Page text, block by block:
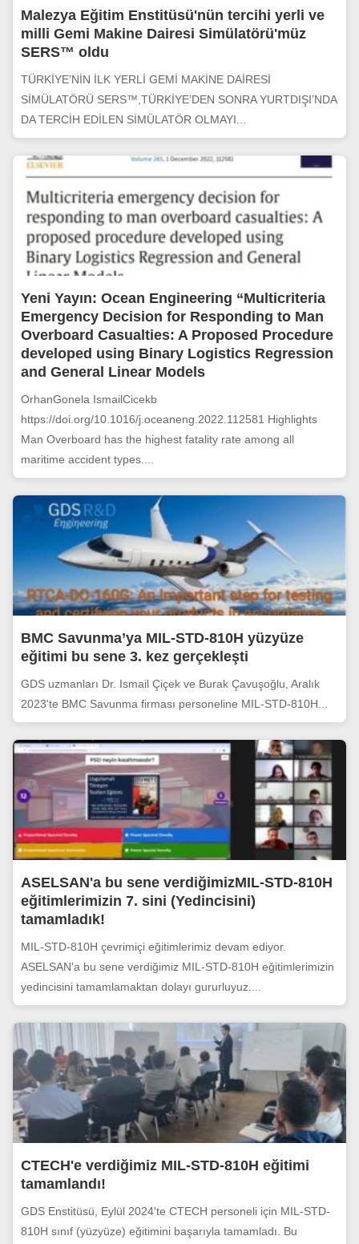
Malezya Eğitim Enstitüsü'nün tercihi yerli ve
milli Gemi Makine Dairesi Simülatörü'müz
SERS™ oldu
TÜRKİYE’NİN İLK YERLİ GEMİ MAKİNE DAİRESİ
SİMÜLATÖRÜ SERS™,TÜRKİYE’DEN SONRA YURTDIŞI’NDA
DA TERCİH EDİLEN SİMÜLATÖR OLMAYI...
Yeni Yayın: Ocean Engineering “Multicriteria
Emergency Decision for Responding to Man
Overboard Casualties: A Proposed Procedure
developed using Binary Logistics Regression
and General Linear Models
OrhanGonela IsmailCicekb
https://doi.org/10.1016/j.oceaneng.2022.112581 Highlights
Man Overboard has the highest fatality rate among all
maritime accident types....
BMC Savunma’ya MIL-STD-810H yüzyüze
eğitimi bu sene 3. kez gerçekleşti
GDS uzmanları Dr. Ismail Çiçek ve Burak Çavuşoğlu, Aralık
2023'te BMC Savunma firması personeline MIL-STD-810H...
ASELSAN'a bu sene verdiğimizMIL-STD-810H
eğitimlerimizin 7. sini (Yedincisini)
tamamladık!
MIL-STD-810H çevrimiçi eğitimlerimiz devam ediyor.
ASELSAN'a bu sene verdiğimiz MIL-STD-810H eğitimlerimizin
yedincisini tamamlamaktan dolayı gururluyuz....
CTECH'e verdiğimiz MIL-STD-810H eğitimi
tamamlandı!
GDS Enstitüsü, Eylül 2024'te CTECH personeli için MIL-STD-
810H sınıf (yüzyüze) eğitimini başarıyla tamamladı. Bu